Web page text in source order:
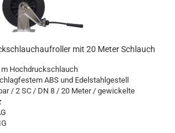
mit 20 Meter Schlauch
Hochdruckschlauch
ABS und Edelstahlgestell
/ 2 SC / DN 8 / 20 Meter / gewickelte